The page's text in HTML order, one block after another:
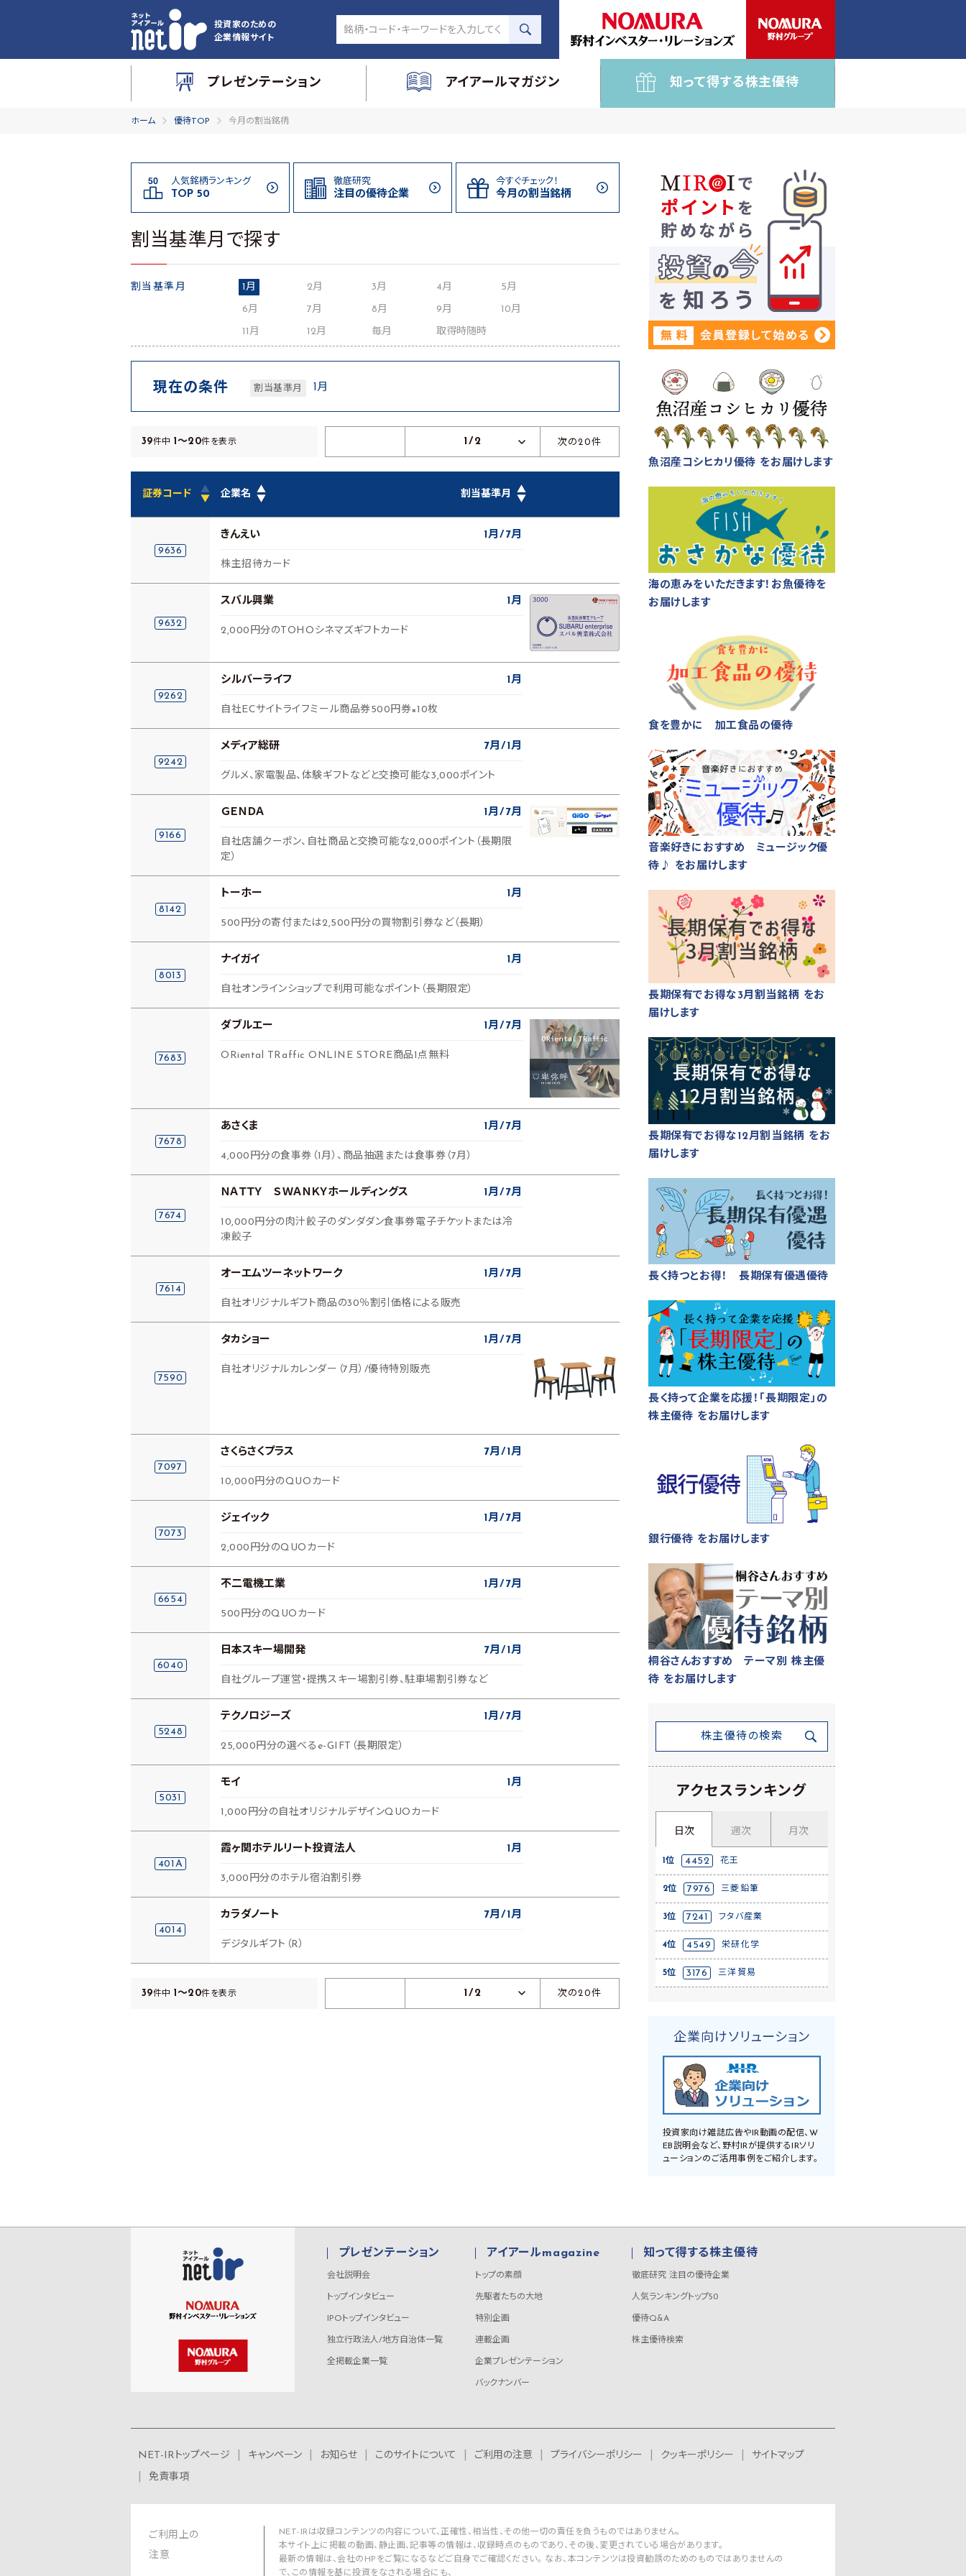
投資家のための
企業情報サイト
プレゼンテーション アイアールマガジン 知って得する株主優待
ホーム 優待TOP 今月の割当銘柄
人気銘柄ランキング
TOP 50
徹底研究
注目の優待企業
今すぐチェック！
今月の割当銘柄
割当基準月で探す
割当基準月 1月 2月 3月 4月 5月
6月 7月 8月 9月 10月
11月 12月 毎月 取得時随時
現在の条件 割当基準月 1月
39件中 1～20件を表示 1/2 次の20件
▲
証券コード ▼
▲
企業名 ▼
▲
割当基準月 ▼
9636
きんえい 1月 7月
株主招待カード
9632
スバル興業 1月
2,000円分のTOHOシネマズギフトカード
9262
シルバーライフ 1月
自社ECサイトライフミール商品券500円券×10枚
9242
メディア総研 7月 1月
グルメ、家電製品、体験ギフトなどと交換可能な3,000ポイント
9166
ＧＥＮＤＡ 1月 7月
自社店舗クーポン、自社商品と交換可能な2,000ポイント（長期限
定）
8142
トーホー 1月
500円分の寄付または2,500円分の買物割引券など（長期）
8013
ナイガイ 1月
自社オンラインショップで利用可能なポイント（長期限定）
7683
ダブルエー 1月 7月
ORiental TRaffic ONLINE STORE商品1点無料
7678
あさくま 1月 7月
4,000円分の食事券（1月）、商品抽選または食事券（7月）
7674
ＮＡＴＴＹ ＳＷＡＮＫＹホールディングス 1月 7月
10,000円分の肉汁餃子のダンダダン食事券電子チケットまたは冷
凍餃子
7614
オーエムツーネットワーク 1月 7月
自社オリジナルギフト商品の30％割引価格による販売
7590
タカショー 1月 7月
自社オリジナルカレンダー（7月）/優待特別販売
7097
さくらさくプラス 7月 1月
10,000円分のQUOカード
7073
ジェイック 1月 7月
2,000円分のQUOカード
6654
不二電機工業 1月 7月
500円分のQUOカード
6040
日本スキー場開発 7月 1月
自社グループ運営・提携スキー場割引券、駐車場割引券など
5248
テクノロジーズ 1月 7月
25,000円分の選べるe-GIFT（長期限定）
5031
モイ 1月
1,000円分の自社オリジナルデザインQUOカード
401A
霞ヶ関ホテルリート投資法人 1月
3,000円分のホテル宿泊割引券
4014
カラダノート 7月 1月
デジタルギフト（R）
39件中 1～20件を表示 1/2 次の20件
魚沼産コシヒカリ優待 をお届けします
海の恵みをいただきます！お魚優待を
お届けします
食を豊かに 加工食品の優待
音楽好きにおすすめ ミュージック優
待♪ をお届けします
長期保有でお得な3月割当銘柄 をお
届けします
長期保有でお得な12月割当銘柄 をお
届けします
長く持つとお得！ 長期保有優遇優待
長く持って企業を応援！「長期限定」の
株主優待 をお届けします
銀行優待 をお届けします
桐谷さんおすすめ テーマ別 株主優
待 をお届けします
株主優待の検索
アクセスランキング
日次 週次 月次
1位 4452 花王
2位 7976 三菱鉛筆
3位 7241 フタバ産業
4位 4549 栄研化学
5位 3176 三洋貿易
企業向けソリューション
投資家向け雑誌広告やIR動画の配信、W
EB説明会など、野村IRが提供するIRソリ
ューションのご活用事例をご紹介します。
プレゼンテーション
会社説明会
トップインタビュー
IPOトップインタビュー
独立行政法人/地方自治体一覧
全掲載企業一覧
アイアールmagazine
トップの素顔
先駆者たちの大地
特別企画
連載企画
企業プレゼンテーション
バックナンバー
知って得する株主優待
徹底研究 注目の優待企業
人気ランキングトップ50
優待Q&A
株主優待検索
NET-IRトップページ キャンペーン お知らせ このサイトについて ご利用の注意 プライバシーポリシー クッキーポリシー
サイトマップ
免責事項
ご利用上の
注意
NET-IRは収録コンテンツの内容について、正確性、相当性、その他一切の責任を負うものではありません。
本サイト上に掲載の動画、静止画、記事等の情報は、収録時点のものであり、その後、変更されている場合があります。
最新の情報は、会社のHPをご覧になるなどご自身でご確認ください。 なお、本コンテンツは投資勧誘のためのものではありませんの
で、この情報を基に投資をなされる場合にも、